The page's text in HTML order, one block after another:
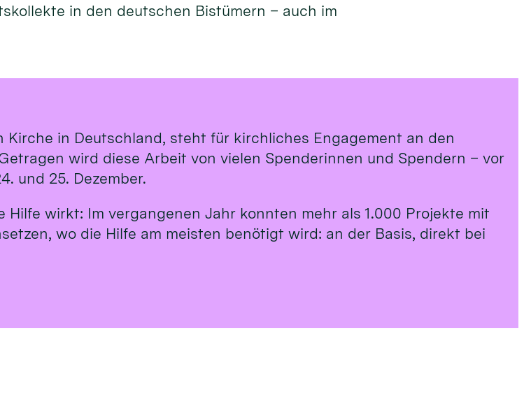
in den deutschen Bistümern – auch im
in Deutschland, steht für kirchliches Engagement an den
wird diese Arbeit von vielen Spenderinnen und Spendern – vor
und 25. Dezember.
wirkt: Im vergangenen Jahr konnten mehr als 1.000 Projekte mit
wo die Hilfe am meisten benötigt wird: an der Basis, direkt bei